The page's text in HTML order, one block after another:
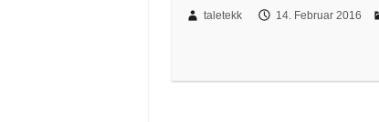
taletekk 14. Februar 2016